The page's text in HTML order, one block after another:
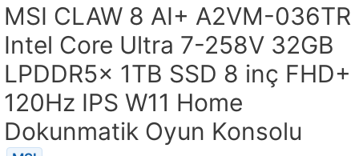
MSI CLAW 8 AI+ A2VM-036TR
Intel Core Ultra 7-258V 32GB
LPDDR5x 1TB SSD 8 inç FHD+
120Hz IPS W11 Home
Dokunmatik Oyun Konsolu